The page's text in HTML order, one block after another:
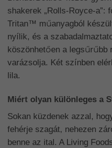
shakerek „Rolls-Royce-a”:
Tritan™ műanyagból
nyílik, és a
köszönhetően a legsűrűbb
varázsolja. Két színben
lila.
Miért olyan különleges a
Sokan küzdenek azzal,
fehérje szagát, nehezen
benne az ital. A Living